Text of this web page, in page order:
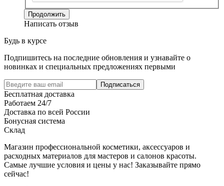
Продолжить
Написать отзыв
Будь в курсе
Подпишитесь на последние обновления и узнавайте о
новинках и специальных предложениях первыми
Подписаться
Бесплатная доставка
Работаем 24/7
Доставка по всей России
Бонусная система
Склад
Магазин профессиональной косметики, аксессуаров и
расходных материалов для мастеров и салонов красоты.
Самые лучшие условия и цены у нас! Заказывайте прямо
сейчас!